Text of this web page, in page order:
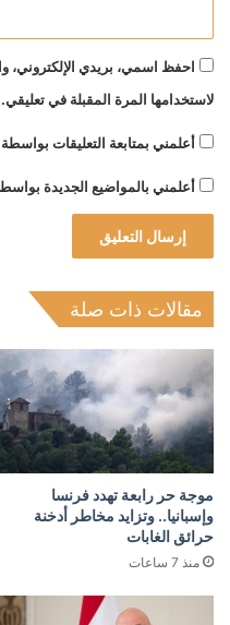
احفظ اسمي، بريدي الإلكتروني،
لاستخدامها المرة المقبلة في تعليقي.
أعلمني بمتابعة التعليقات بواسطة
أعلمني بالمواضيع الجديدة
مقالات ذات صلة
موجة حر رابعة تهدد فرنسا
وإسبانيا.. وتزايد مخاطر أدخنة
حرائق الغابات
منذ 7 ساعات